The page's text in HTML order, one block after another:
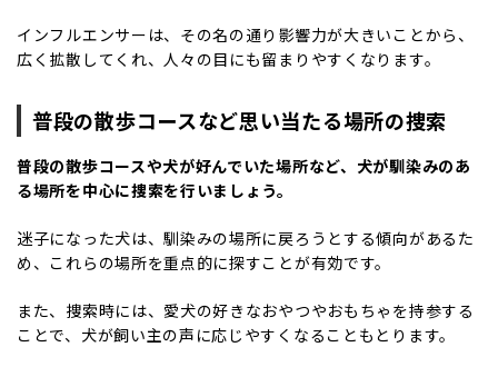
インフルエンサーは、その名の通り影響力が大きいことから、
広く拡散してくれ、人々の目にも留まりやすくなります。
普段の散歩コースなど思い当たる場所の捜索
普段の散歩コースや犬が好んでいた場所など、犬が馴染みのあ
る場所を中心に捜索を行いましょう。
迷子になった犬は、馴染みの場所に戻ろうとする傾向があるた
め、これらの場所を重点的に探すことが有効です。
また、捜索時には、愛犬の好きなおやつやおもちゃを持参する
ことで、犬が飼い主の声に応じやすくなることもとります。